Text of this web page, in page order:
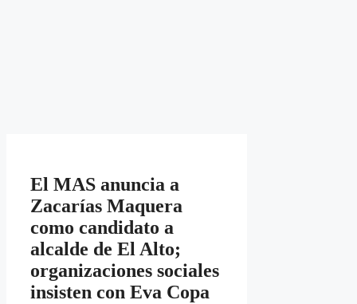
El MAS anuncia a
Zacarías Maquera
como candidato a
alcalde de El Alto;
organizaciones sociales
insisten con Eva Copa